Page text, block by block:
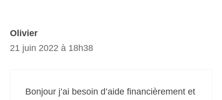
Olivier
21 juin 2022 à 18h38
Bonjour j’ai besoin d’aide financièrement et